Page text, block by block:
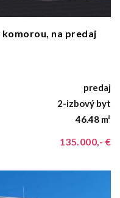
komorou, na predaj
predaj
2-izbový byt
46.48 m²
135.000,- €